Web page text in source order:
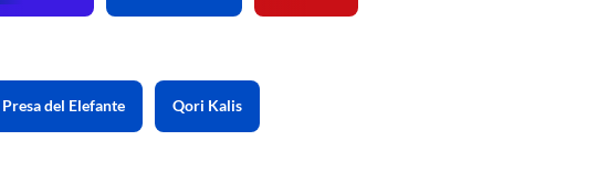
Presa del Elefante Qori Kalis